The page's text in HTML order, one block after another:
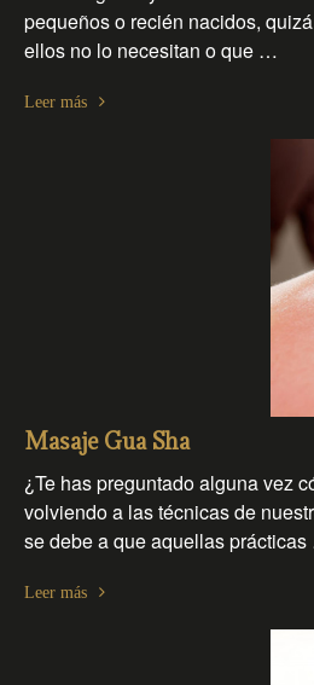
pequeños o recién nacidos,
ellos no lo necesitan o que …
Leer más
Masaje Gua Sha
¿Te has preguntado alguna vez
volviendo a las técnicas de
se debe a que aquellas
Leer más